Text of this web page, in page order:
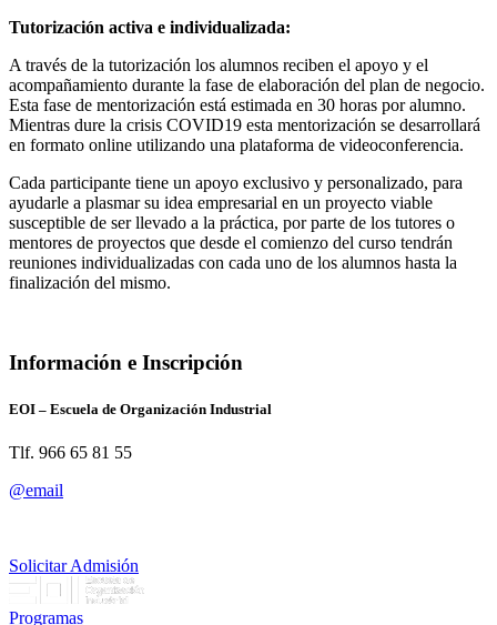
Tutorización activa e individualizada:
A través de la tutorización los alumnos reciben el apoyo y el
acompañamiento durante la fase de elaboración del plan de negocio.
Esta fase de mentorización está estimada en 30 horas por alumno.
Mientras dure la crisis COVID19 esta mentorización se desarrollará
en formato online utilizando una plataforma de videoconferencia.
Cada participante tiene un apoyo exclusivo y personalizado, para
ayudarle a plasmar su idea empresarial en un proyecto viable
susceptible de ser llevado a la práctica, por parte de los tutores o
mentores de proyectos que desde el comienzo del curso tendrán
reuniones individualizadas con cada uno de los alumnos hasta la
finalización del mismo.
Información e Inscripción
EOI – Escuela de Organización Industrial
Tlf. 966 65 81 55
@email
Solicitar Admisión
Programas